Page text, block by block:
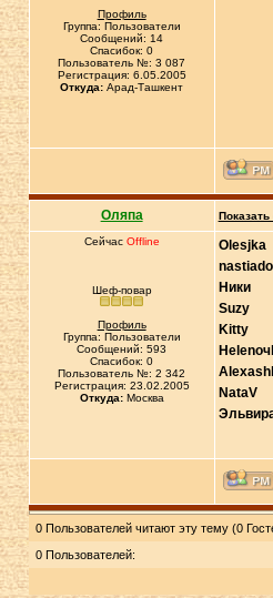
Профиль
Группа: Пользователи
Сообщений: 14
Спасибок: 0
Пользователь №: 3 087
Регистрация: 6.05.2005
Откуда: Арад-Ташкент
Оляпа
Сейчас Offline
Шеф-повар
Профиль
Группа: Пользователи
Сообщений: 593
Спасибок: 0
Пользователь №: 2 342
Регистрация: 23.02.2005
Откуда:Москва
Olesjka
Ники
Suzy
Kitty
NataV
0 Пользователей читают эту тему (0
0 Пользователей: